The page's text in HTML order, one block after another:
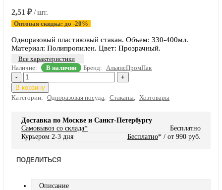
2,51 ₽ / шт.
Оптовая скидка: до -20%
Одноразовый пластиковый стакан. Объем: 330-400мл.
Материал: Полипропилен. Цвет: Прозрачный.
Все характеристики
Наличие:
В наличии Бренд:
АльянсПромПак
-
+
В корзину
Категории: Одноразовая посуда Стаканы Хозтовары
Доставка по Москве и Санкт-Петербургу
Самовывоз со склада*
Бесплатно
Курьером 2-3 дня
Бесплатно* / от 990 руб.
ПОДЕЛИТЬСЯ
Описание